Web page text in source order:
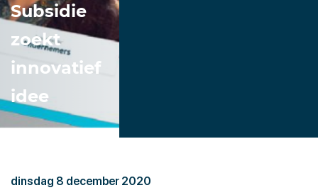
Subsidie
zoekt
innovatief
idee
dinsdag 8 december 2020